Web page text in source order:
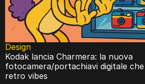
Design
Kodak lancia Charmera: la nuova
fotocamera/portachiavi digitale che
retro vibes